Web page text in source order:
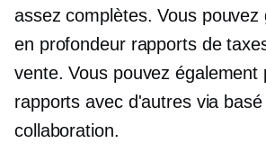
assez complètes. Vous pouvez
en profondeurrapports de
vente. Vous pouvez également
rapports avec d'autres via
collaboration.